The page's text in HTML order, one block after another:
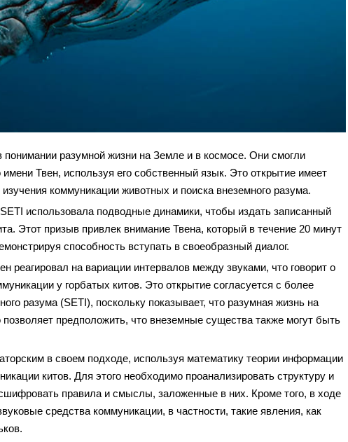
разумной жизни на Земле и в космосе. Они смогли
Твен, используя его собственный язык. Это открытие имеет
коммуникации животных и поиска внеземного разума.
использовала подводные динамики, чтобы издать записанный
Этот призыв привлек внимание Твена, который в течение 20 минут
способность вступать в своеобразный диалог.
реагировал на вариации интервалов между звуками, что говорит о
у горбатых китов. Это открытие согласуется с более
разума (SETI), поскольку показывает, что разумная жизнь на
предположить, что внеземные существа также могут быть
в своем подходе, используя математику теории информации
китов. Для этого необходимо проанализировать структуру и
правила и смыслы, заложенные в них. Кроме того, в ходе
средства коммуникации, в частности, такие явления, как